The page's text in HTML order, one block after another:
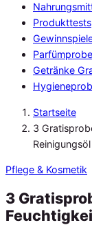
Produkttests
Getränke
Startseite
3
Reinigungsöl
Pflege & Kosmetik
3